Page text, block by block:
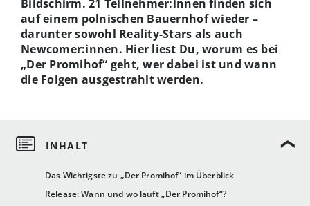
Das Wichtigste zu „Der Promihof“ im Überblick
Release: Wann und wo läuft „Der Promihof“?
Bildschirm. 21 Teilnehmer:innen finden sich
auf einem polnischen Bauernhof wieder –
darunter sowohl Reality-Stars als auch
Newcomer:innen. Hier liest Du, worum es bei
„Der Promihof“ geht, wer dabei ist und wann
die Folgen ausgestrahlt werden.